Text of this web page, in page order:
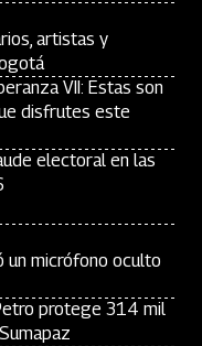
artistas y
VII: Estas son
disfrutes este
electoral en las
un micrófono oculto
protege 314 mil